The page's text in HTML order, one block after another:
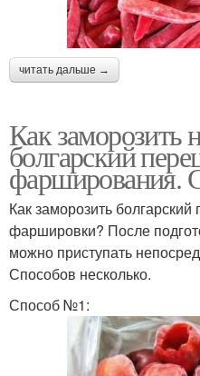
читать дальше →
Как заморозить
болгарский
фарширования.
Как заморозить
фаршировки? После
можно приступать
Способов несколько.
Способ №1: